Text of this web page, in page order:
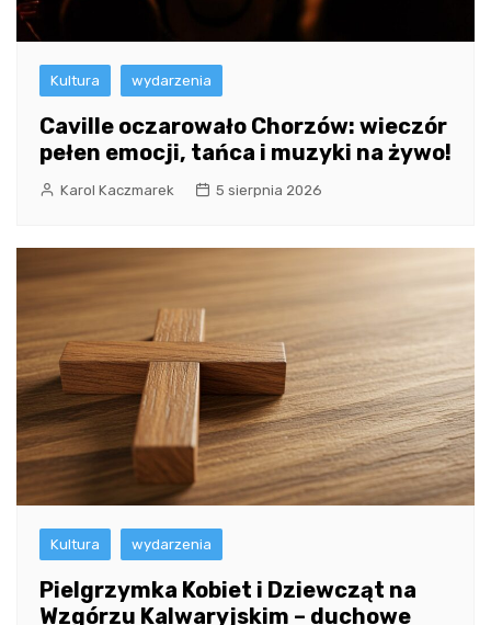
Kultura wydarzenia
Caville oczarowało Chorzów: wieczór
pełen emocji, tańca i muzyki na żywo!
Karol Kaczmarek 5 sierpnia 2026
Kultura wydarzenia
Pielgrzymka Kobiet i Dziewcząt na
Wzgórzu Kalwaryjskim – duchowe